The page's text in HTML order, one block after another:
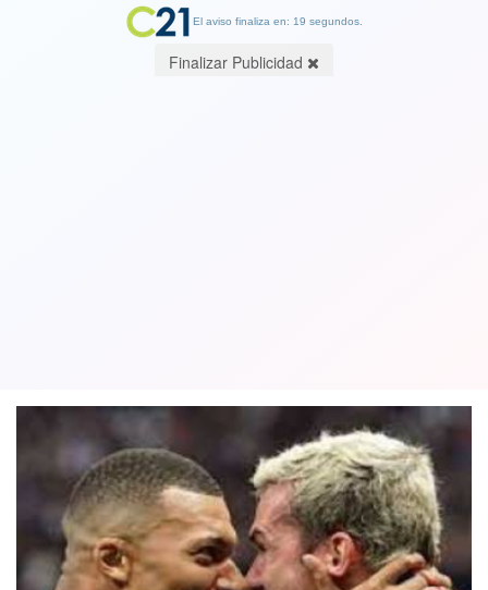
El aviso finaliza en: 19 segundos.
Finalizar Publicidad